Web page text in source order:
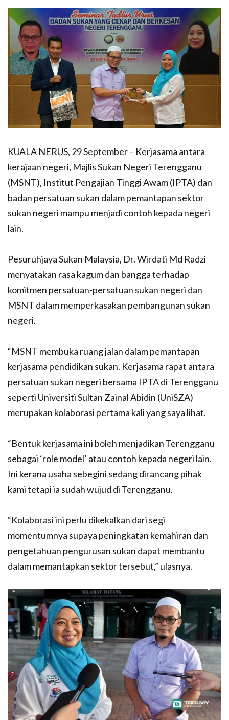
KUALA NERUS, 29 September – Kerjasama antara
kerajaan negeri, Majlis Sukan Negeri Terengganu
(MSNT), Institut Pengajian Tinggi Awam (IPTA) dan
badan persatuan sukan dalam pemantapan sektor
sukan negeri mampu menjadi contoh kepada negeri
lain.
Pesuruhjaya Sukan Malaysia, Dr. Wirdati Md Radzi
menyatakan rasa kagum dan bangga terhadap
komitmen persatuan-persatuan sukan negeri dan
MSNT dalam memperkasakan pembangunan sukan
negeri.
“MSNT membuka ruang jalan dalam pemantapan
kerjasama pendidikan sukan. Kerjasama rapat antara
persatuan sukan negeri bersama IPTA di Terengganu
seperti Universiti Sultan Zainal Abidin (UniSZA)
merupakan kolaborasi pertama kali yang saya lihat.
“Bentuk kerjasama ini boleh menjadikan Terengganu
sebagai ‘role model’ atau contoh kepada negeri lain.
Ini kerana usaha sebegini sedang dirancang pihak
kami tetapi ia sudah wujud di Terengganu.
“Kolaborasi ini perlu dikekalkan dari segi
momentumnya supaya peningkatan kemahiran dan
pengetahuan pengurusan sukan dapat membantu
dalam memantapkan sektor tersebut,” ulasnya.